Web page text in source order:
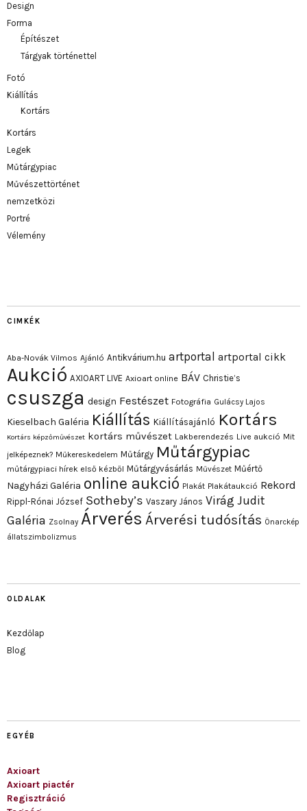
Design
Forma
Építészet
Tárgyak történettel
Fotó
Kiállítás
Kortárs
Kortárs
Legek
Műtárgypiac
Művészettörténet
nemzetközi
Portré
Vélemény
CIMKÉK
Aba-Novák Vilmos Ajánló Antikvárium.hu artportal artportal cikk
Aukció AXIOART LIVE Axioart online BÁV Christie’s
csuszga design Festészet Fotográfia Gulácsy Lajos
Kieselbach Galéria Kiállítás Kiállításajánló Kortárs
Kortárs képzőművészet kortárs művészet Lakberendezés Live aukció Mit
jelképeznek? Műkereskedelem Műtárgy Műtárgypiac
műtárgypiaci hírek első kézből Műtárgyvásárlás Művészet Műértő
Nagyházi Galéria online aukció Plakát Plakátaukció Rekord
Rippl-Rónai József Sotheby’s Vaszary János Virág Judit
Galéria Zsolnay Árverés Árverési tudósítás Önarckép
állatszimbolizmus
OLDALAK
Kezdőlap
Blog
EGYÉB
Axioart
Axioart piactér
Regisztráció